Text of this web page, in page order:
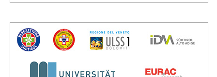
Vorstand